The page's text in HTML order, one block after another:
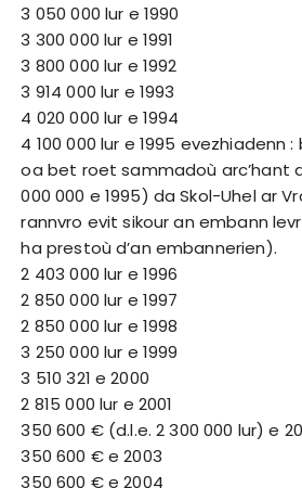
3 050 000 lur e 1990
3 300 000 lur e 1991
3 800 000 lur e 1992
3 914 000 lur e 1993
4 020 000 lur e 1994
4 100 000 lur e 1995 evezhiadenn
oa bet roet sammadoù arc’hant
000 000 e 1995) da Skol-Uhel ar
rannvro evit sikour an embann
ha prestoù d’an embannerien).
2 403 000 lur e 1996
2 850 000 lur e 1997
2 850 000 lur e 1998
3 250 000 lur e 1999
3 510 321 e 2000
2 815 000 lur e 2001
350 600 € (d.l.e. 2 300 000 lur) e
350 600 € e 2003
350 600 € e 2004